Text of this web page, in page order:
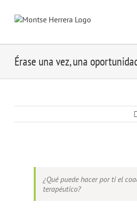
content
Érase una vez, una
Larger
¿Qué puede hacer por ti el
terapéutico?